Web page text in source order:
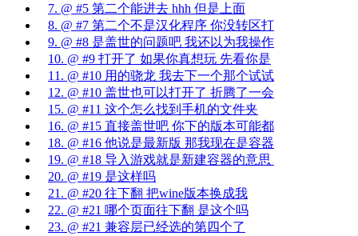
7. @ #5 第二个能进去 hhh 但是上面
8. @ #7 第二个不是汉化程序 你没转区打
9. @ #8 是盖世的问题吧 我还以为我操作
10. @ #9 打开了 如果你真想玩 先看你是
11. @ #10 用的骁龙 我去下一个那个试试
12. @ #10 盖世也可以打开了 折腾了一会
15. @ #11 这个怎么找到手机的文件夹
16. @ #15 直接盖世吧 你下的版本可能都
18. @ #16 他说是最新版 那我现在是容器
19. @ #18 导入游戏就是新建容器的意思
20. @ #19 是这样吗
21. @ #20 往下翻 把wine版本换成我
22. @ #21 哪个页面往下翻 是这个吗
23. @ #21 兼容层已经选的第四个了